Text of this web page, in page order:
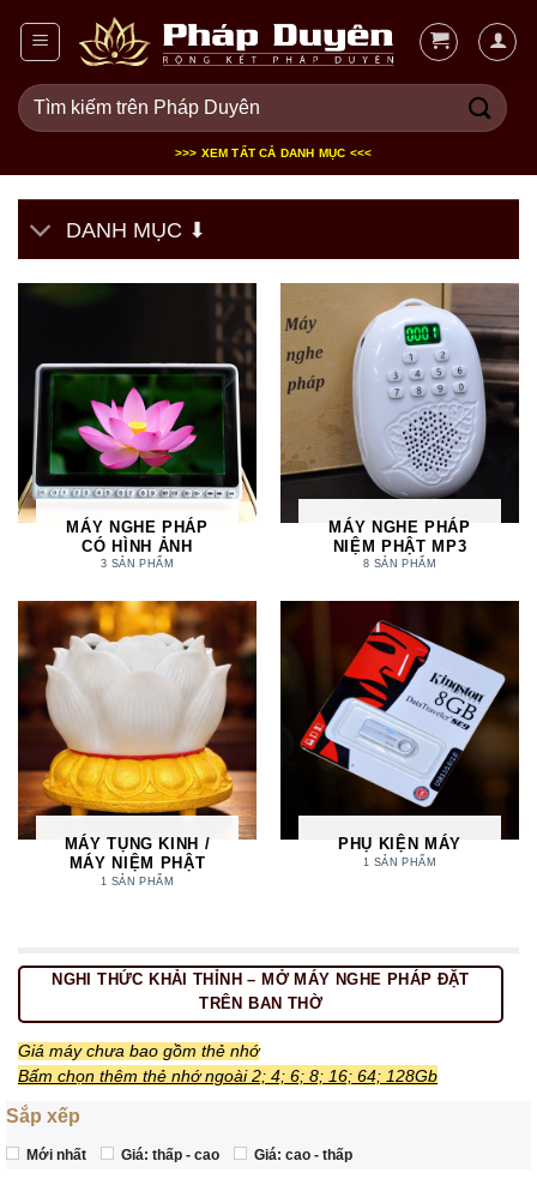
dung
Tìm
kiếm:
>>> XEM TẤT CẢ DANH MỤC <<<
DANH MỤC ⬇
MÁY NGHE PHÁP
CÓ HÌNH ẢNH
3 SẢN PHẨM
MÁY NGHE PHÁP
NIỆM PHẬT MP3
8 SẢN PHẨM
MÁY TỤNG KINH /
MÁY NIỆM PHẬT
1 SẢN PHẨM
PHỤ KIỆN MÁY
1 SẢN PHẨM
NGHI THỨC KHẢI THỈNH – MỞ MÁY NGHE PHÁP ĐẶT
TRÊN BAN THỜ
Giá máy chưa bao gồm thẻ nhớ
Bấm chọn thêm thẻ nhớ ngoài 2; 4; 6; 8; 16; 64; 128Gb
Sắp xếp
Mới nhất Giá: thấp - cao Giá: cao - thấp